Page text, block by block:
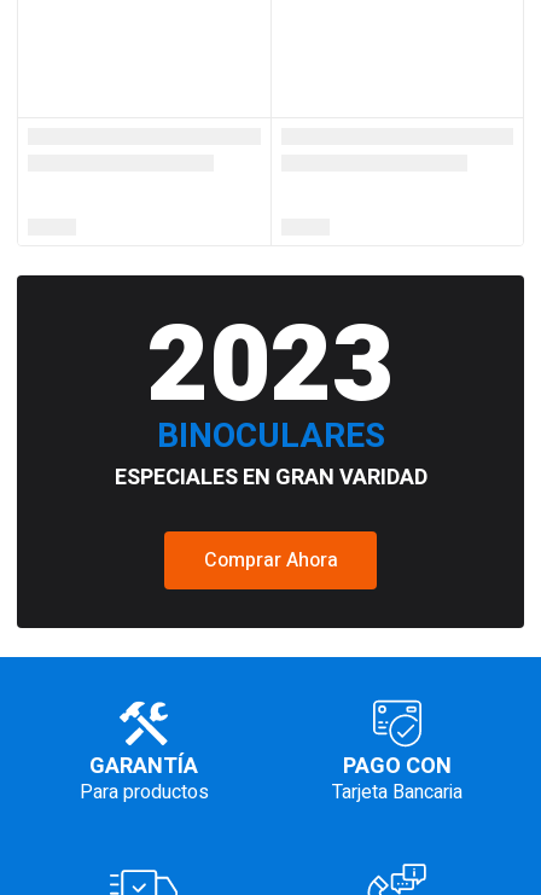
2023
BINOCULARES
ESPECIALES EN GRAN VARIDAD
Comprar Ahora
GARANTÍA
Para productos
PAGO CON
Tarjeta Bancaria